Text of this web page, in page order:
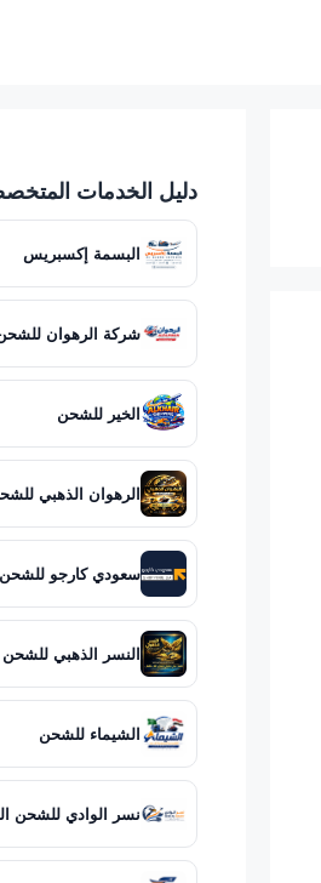
دليل الخدمات
البسمة إكسبريس
شركة الرهوان
الخير للشحن
الرهوان الذهبي
سعودي كارجو للشحن
النسر الذهبي للشحن
الشيماء للشحن
نسر الوادي للشحن